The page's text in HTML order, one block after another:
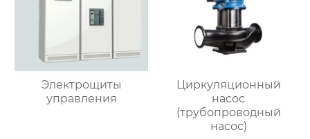
Электрощиты
управления
Циркуляционный
насос
(трубопроводный
насос)